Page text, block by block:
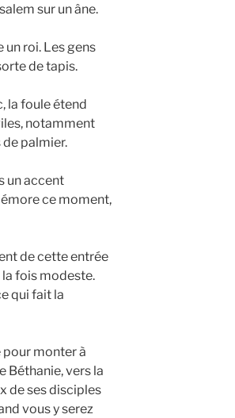
sur un âne.
un roi. Les gens
de tapis.
la foule étend
notamment
de palmier.
un accent
ce moment,
de cette entrée
la fois modeste.
qui fait la
pour monter à
Béthanie, vers la
de ses disciples
vous y serez